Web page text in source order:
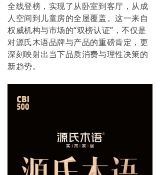
全线登榜，实现了从卧室到客厅，从成
人空间到儿童房的全屋覆盖。这一来自
权威机构与市场的“双榜认证”，不仅是
对源氏木语品牌与产品的重磅肯定，更
深刻映射出当下品质消费与理性决策的
新趋势。